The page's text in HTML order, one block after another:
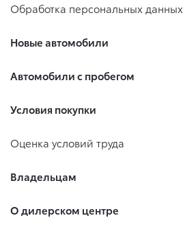
Обработка персональных данных
Новые автомобили
Автомобили с пробегом
Условия покупки
Оценка условий труда
Владельцам
О дилерском центре